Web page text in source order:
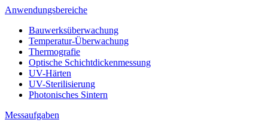
Anwendungsbereiche
Bauwerksüberwachung
Temperatur-Überwachung
Thermografie
Optische Schichtdickenmessung
UV-Härten
UV-Sterilisierung
Photonisches Sintern
Messaufgaben